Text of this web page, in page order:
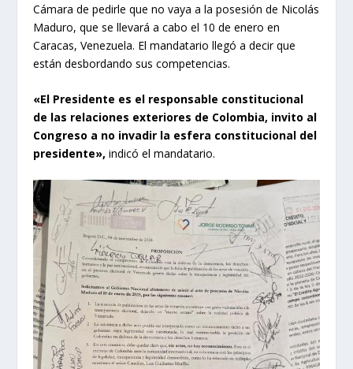
Cámara de pedirle que no vaya a la posesión de Nicolás
Maduro, que se llevará a cabo el 10 de enero en
Caracas, Venezuela. El mandatario llegó a decir que
están desbordando sus competencias.
«El Presidente es el responsable constitucional
de las relaciones exteriores de Colombia, invito al
Congreso a no invadir la esfera constitucional del
presidente», indicó el mandatario.